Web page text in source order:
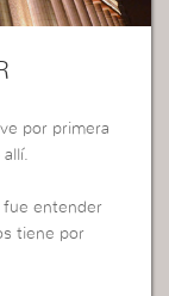
por primera
fue entender
tiene por